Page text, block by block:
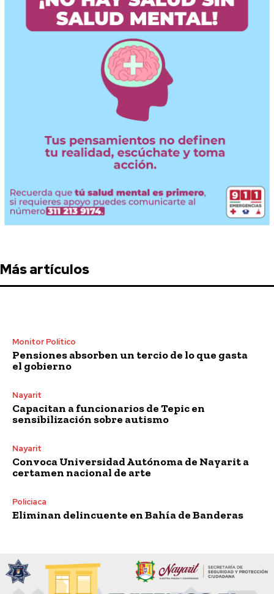
Más artículos
Monitor Político
Pensiones absorben un tercio de lo que gasta
el gobierno
Nayarit
Capacitan a funcionarios de Tepic en
sensibilización sobre autismo
Nayarit
Convoca Universidad Autónoma de Nayarit a
certamen nacional de arte
Policiaca
Eliminan delincuente en Bahía de Banderas